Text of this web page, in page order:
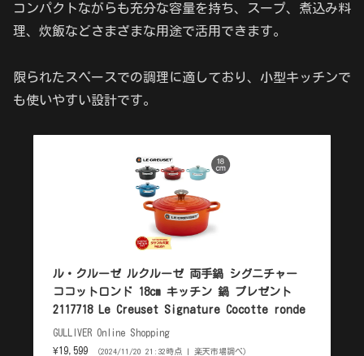
コンパクトながらも充分な容量を持ち、スープ、煮込み料
理、炊飯などさまざまな用途で活用できます。
限られたスペースでの調理に適しており、小型キッチンで
も使いやすい設計です。
ル・クルーゼ ルクルーゼ 両手鍋 シグニチャー
ココットロンド 18cm キッチン 鍋 プレゼント
2117718 Le Creuset Signature Cocotte ronde
GULLIVER Online Shopping
¥19,599
（2024/11/20 21:32時点 | 楽天市場調べ）